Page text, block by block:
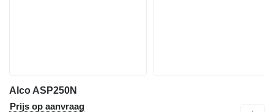
Alco ASP250N
Prijs op aanvraag